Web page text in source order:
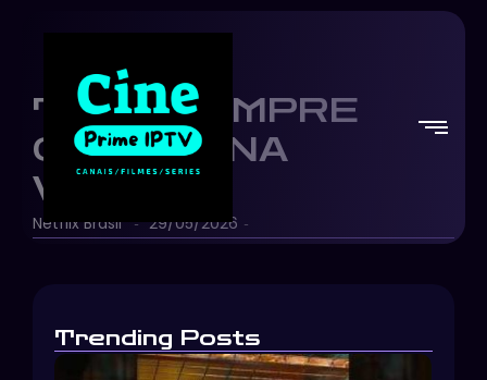
TUDO SEMPRE
COMEÇA NA
VÁRZEA.
Netflix Brasil - 29/05/2026 -
Trending Posts